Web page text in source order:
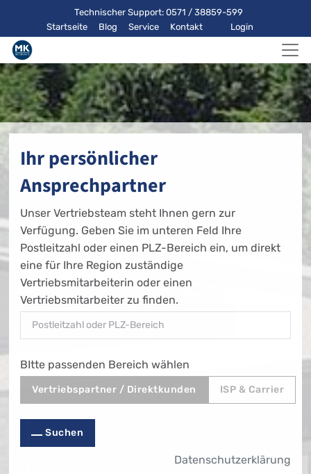
Technischer Support: 0571 / 38859-599
Startseite
Blog Service Kontakt Login
Ihr persönlicher
Ansprechpartner
Unser Vertriebsteam steht Ihnen gern zur
Verfügung. Geben Sie im unteren Feld Ihre
Postleitzahl oder einen PLZ-Bereich ein, um direkt
eine für Ihre Region zuständige
Vertriebsmitarbeiterin oder einen
Vertriebsmitarbeiter zu finden.
Postal-Code *
BItte passenden Bereich wählen
Vertriebspartner / Direktkunden ISP & Carrier
Suchen
Datenschutzerklärung